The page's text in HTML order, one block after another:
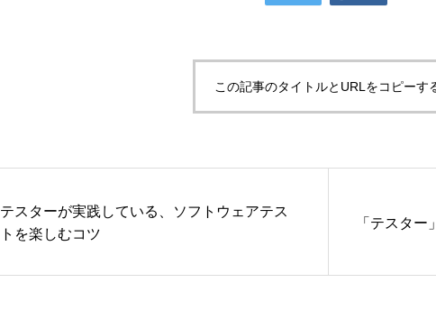
この記事のタイトルとURLをコピーす
テスターが実践している、ソフトウェアテス
トを楽しむコツ
「テスタ